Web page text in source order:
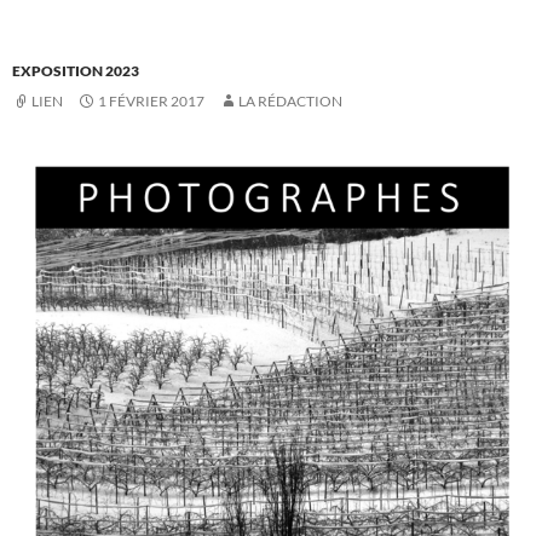
EXPOSITION 2023
LIEN
1 FÉVRIER 2017 LA RÉDACTION